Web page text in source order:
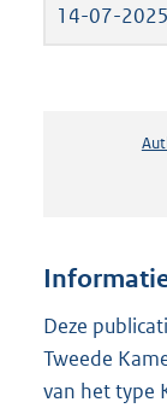
14-07-2025
Deze
Tweede
van het type